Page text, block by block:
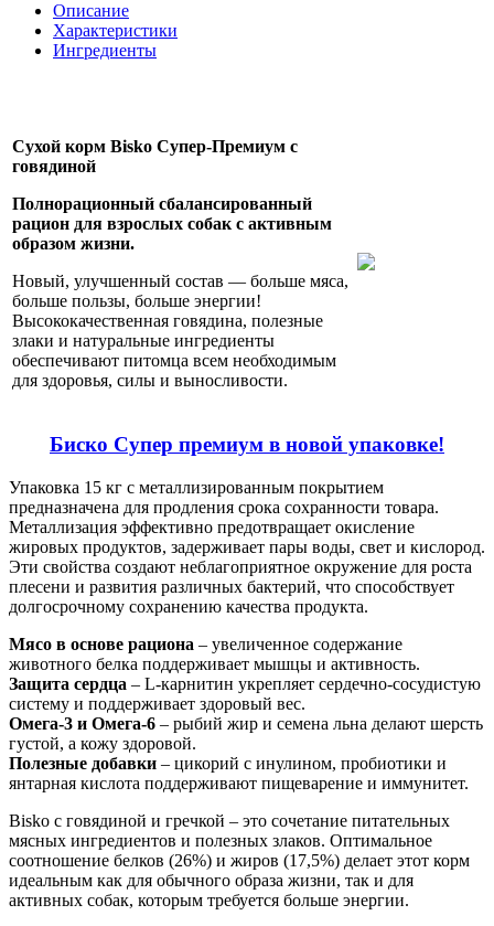
Описание
Характеристики
Ингредиенты
Сухой корм Bisko Супер-Премиум с
говядиной
Полнорационный сбалансированный
рацион для взрослых собак с активным
образом жизни.
Новый, улучшенный состав — больше мяса,
больше пользы, больше энергии!
Высококачественная говядина, полезные
злаки и натуральные ингредиенты
обеспечивают питомца всем необходимым
для здоровья, силы и выносливости.
Биско Супер премиум в новой упаковке!
Упаковка 15 кг с металлизированным покрытием
предназначена для продления срока сохранности товара.
Металлизация эффективно предотвращает окисление
жировых продуктов, задерживает пары воды, свет и кислород.
Эти свойства создают неблагоприятное окружение для роста
плесени и развития различных бактерий, что способствует
долгосрочному сохранению качества продукта.
Мясо в основе рациона – увеличенное содержание
животного белка поддерживает мышцы и активность.
Защита сердца – L-карнитин укрепляет сердечно-сосудистую
систему и поддерживает здоровый вес.
Омега-3 и Омега-6 – рыбий жир и семена льна делают шерсть
густой, а кожу здоровой.
Полезные добавки – цикорий с инулином, пробиотики и
янтарная кислота поддерживают пищеварение и иммунитет.
Bisko с говядиной и гречкой – это сочетание питательных
мясных ингредиентов и полезных злаков. Оптимальное
соотношение белков (26%) и жиров (17,5%) делает этот корм
идеальным как для обычного образа жизни, так и для
активных собак, которым требуется больше энергии.